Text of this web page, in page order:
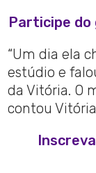
Participe do
“Um dia ela
estúdio e
da Vitória. O
contou